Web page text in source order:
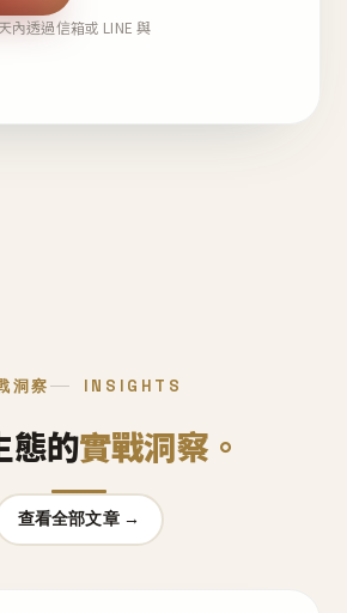
內透過信箱或 LINE 與
洞察 INSIGHTS
態的實戰洞察。
查看全部文章 →